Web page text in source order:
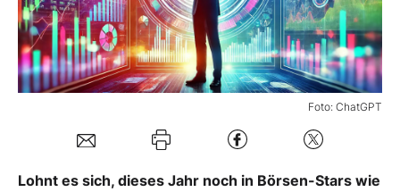
Mein Konto
Kontakt
Foto: ChatGPT
Lohnt es sich, dieses Jahr noch in Börsen-Stars wie